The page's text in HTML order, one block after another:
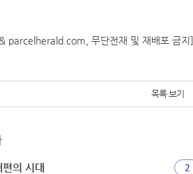
parcelherald.com, 무단전재 및 재배포 금지]
목록 보기
의 시대 2